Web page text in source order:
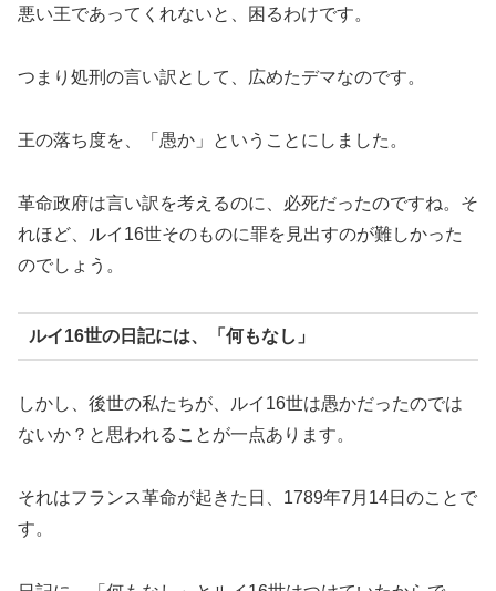
悪い王であってくれないと、困るわけです。
つまり処刑の言い訳として、広めたデマなのです。
王の落ち度を、「愚か」ということにしました。
革命政府は言い訳を考えるのに、必死だったのですね。そ
れほど、ルイ16世そのものに罪を見出すのが難しかった
のでしょう。
ルイ16世の日記には、「何もなし」
しかし、後世の私たちが、ルイ16世は愚かだったのでは
ないか？と思われることが一点あります。
それはフランス革命が起きた日、1789年7月14日のことで
す。